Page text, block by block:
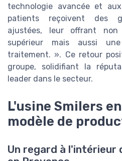
technologie avancée et
patients reçoivent des
ajustées, leur offrant
supérieur mais aussi
traitement. ». Ce retour
groupe, solidifiant la
leader dans le secteur.
L'usine Smilers
modèle de
Un regard à l'intérieur